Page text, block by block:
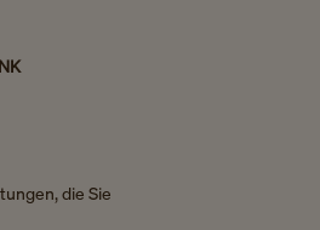
die Sie